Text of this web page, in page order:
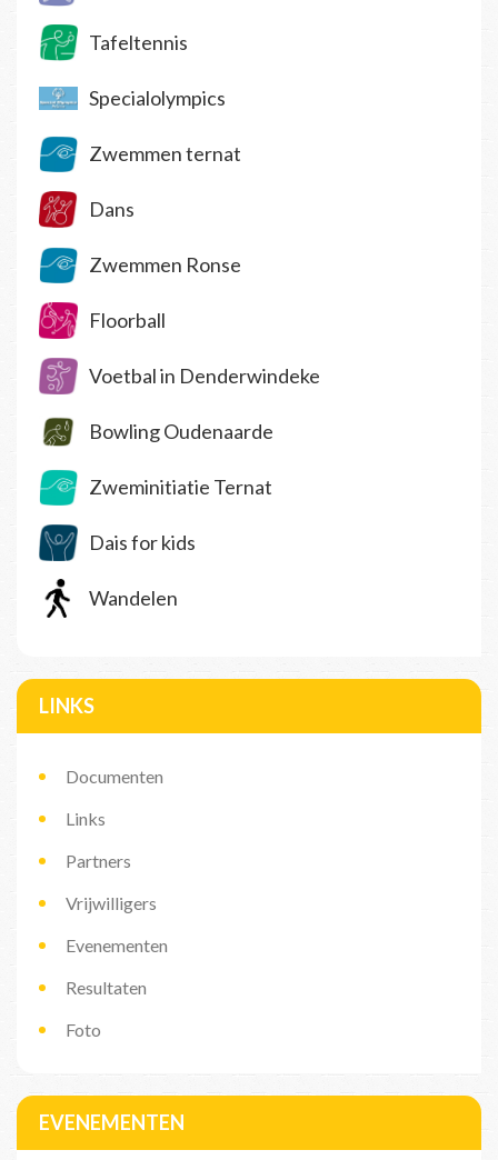
Tafeltennis
Specialolympics
Zwemmen ternat
Dans
Zwemmen Ronse
Floorball
Voetbal in Denderwindeke
Bowling Oudenaarde
Zweminitiatie Ternat
Dais for kids
Wandelen
LINKS
Documenten
Links
Partners
Vrijwilligers
Evenementen
Resultaten
Foto
EVENEMENTEN